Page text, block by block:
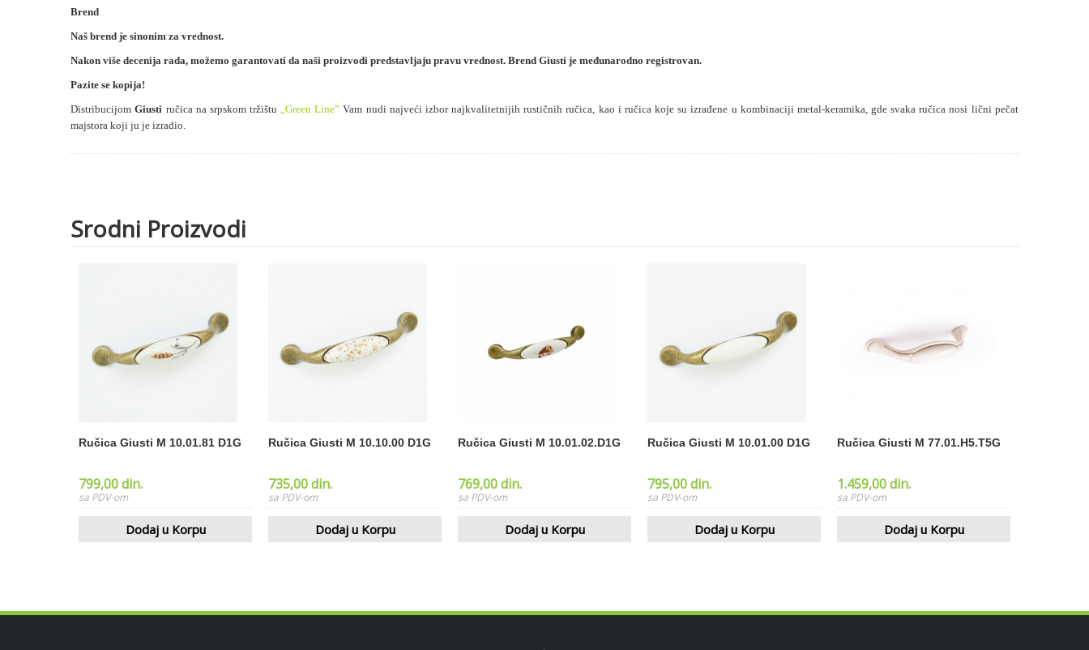
Brend
Naš brend je sinonim za vrednost.
Nakon više decenija rada, možemo garantovati da naši proizvodi predstavljaju pravu vrednost. Brend Giusti je međunarodno registrovan.
Pazite se kopija!
DistribucijomGiusti ručica na srpskom tržištu „Green Line” Vam nudi najveći izbor najkvalitetnijih rustičnih ručica, kao i ručica koje su izrađene u kombinaciji metal-keramika, gde svaka ručica nosi lični pečat
majstora koji ju je izradio.
Srodni Proizvodi
Ručica Giusti M 10.01.81 D1G
799,00 din.
Dodaj u Korpu
Ručica Giusti M 10.10.00 D1G
735,00 din.
Dodaj u Korpu
Ručica Giusti M 10.01.02.D1G
769,00 din.
Dodaj u Korpu
Ručica Giusti M 10.01.00 D1G
795,00 din.
Dodaj u Korpu
Ručica Giusti M 77.01.H5.T5G
1.459,00 din.
Dodaj u Korpu